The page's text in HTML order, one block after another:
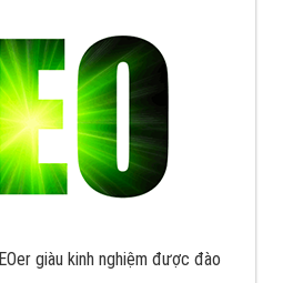
giàu kinh nghiệm được đào